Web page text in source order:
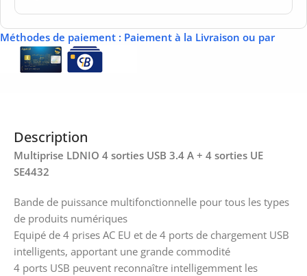
Méthodes de paiement : Paiement à la Livraison ou par
Description
Multiprise LDNIO 4 sorties USB 3.4 A + 4 sorties UE
SE4432
Bande de puissance multifonctionnelle pour tous les types
de produits numériques
Equipé de 4 prises AC EU et de 4 ports de chargement USB
intelligents, apportant une grande commodité
4 ports USB peuvent reconnaître intelligemment les